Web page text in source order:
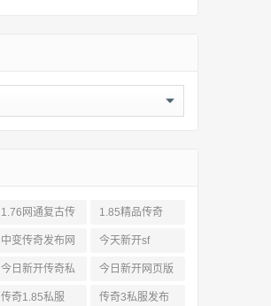
1.76网通复古传
奇sf
1.85精品传奇
中变传奇发布网 今天新开sf
今日新开传奇私
服发布网
今日新开网页版
传奇
传奇1.85私服
传奇3私服发布